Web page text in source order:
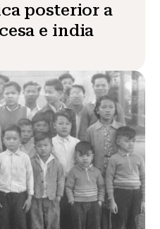
posterior a
e india